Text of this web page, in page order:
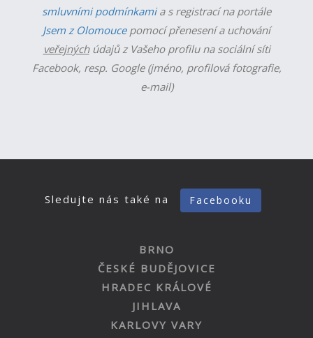
smluvními podmínkamia s registrací na portále
Jsem z Olomoucepomocí přenesení a uchování
veřejnýchúdajů z Vašeho profilu na sociální síti
Facebook, resp. Google (jméno, profilová fotografie,
e-mail)
Sledujte nás také na Facebooku
BRNO
ČESKÉ BUDĚJOVICE
HRADEC KRÁLOVÉ
JIHLAVA
KARLOVY VARY